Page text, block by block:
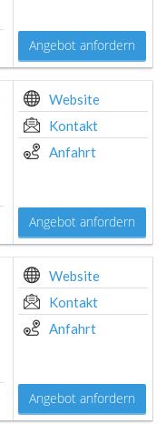
Angebot anfordern
Website
Kontakt
Anfahrt
Angebot anfordern
Website
Kontakt
Anfahrt
Angebot anfordern